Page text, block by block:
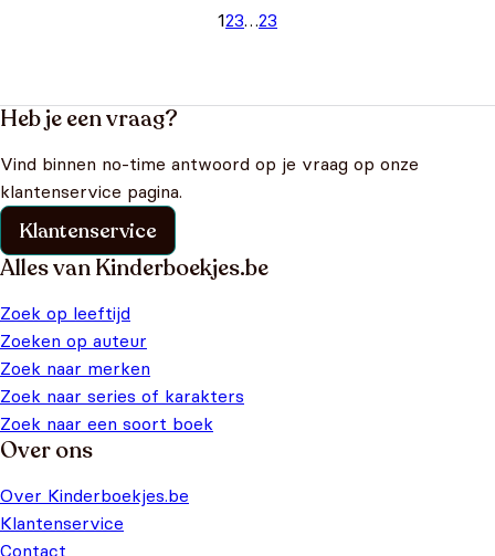
123…23
Heb je een vraag?
Vind binnen no-time antwoord op je vraag op onze
klantenservice pagina.
Klantenservice
Alles van Kinderboekjes.be
Zoek op leeftijd
Zoeken op auteur
Zoek naar merken
Zoek naar series of karakters
Zoek naar een soort boek
Over ons
Over Kinderboekjes.be
Klantenservice
Contact